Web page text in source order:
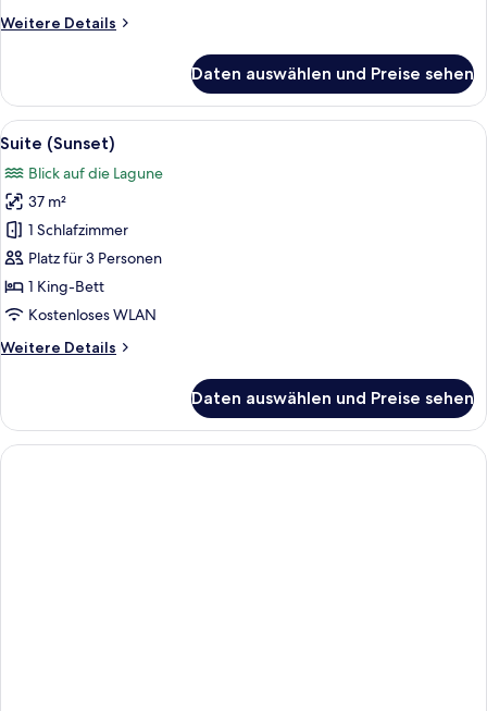
Weitere Details
Weitere
Room
Daten auswählen und Preise sehen
Alle
Fotos
für
Suite
(Sunset)
anzeigen
Ein Hotelzimmer mit Bett,
7
Suite (Sunset)
Blick auf die Lagune
37 m²
1 Schlafzimmer
Platz für 3 Personen
1 King-Bett
Kostenloses WLAN
Weitere Details
Weitere
(Sunset)
Daten auswählen und Preise sehen